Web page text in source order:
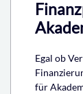
Egal ob
für